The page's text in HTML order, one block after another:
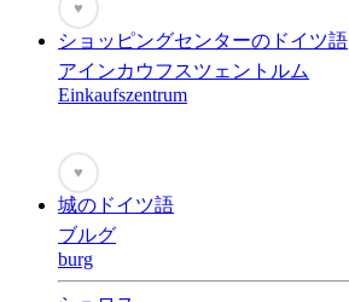
♥
ショッピングセンターのドイツ語
アインカウフスツェントルム
Einkaufszentrum
♥
城のドイツ語
ブルグ
burg